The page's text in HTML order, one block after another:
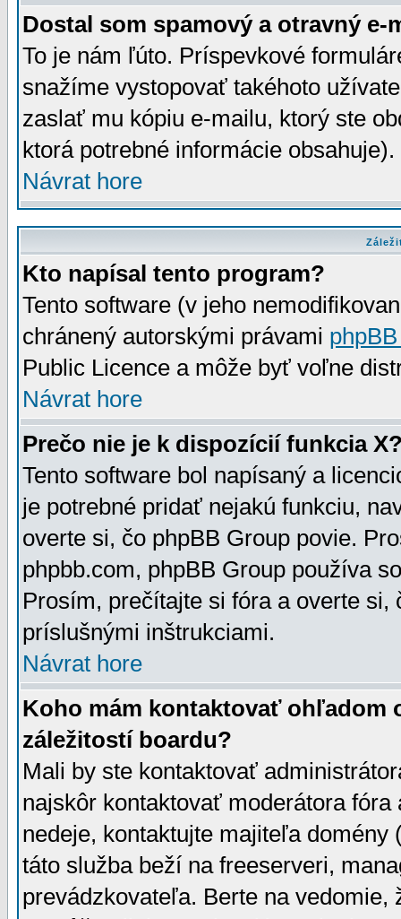
Dostal som spamový a otravný e-
To je nám ľúto. Príspevkové
snažíme vystopovať takéhoto
zaslať mu kópiu e-mailu, ktorý ste
ktorá potrebné informácie
Návrat hore
Kto napísal tento program?
Tento software (v jeho
chránený autorskými právami
Public Licence a môže byť voľne
Návrat hore
Prečo nie je k dispozícií funkcia
Tento software bol napísaný a
je potrebné pridať nejakú funkciu,
overte si, čo phpBB Group povie.
phpbb.com, phpBB Group používa
Prosím, prečítajte si fóra a overte
príslušnými inštrukciami.
Návrat hore
Koho mám kontaktovať ohľadom
záležitostí boardu?
Mali by ste kontaktovať
najskôr kontaktovať moderátora
nedeje, kontaktujte majiteľa
táto služba beží na freeserveri,
prevádzkovateľa. Berte na vedomie,